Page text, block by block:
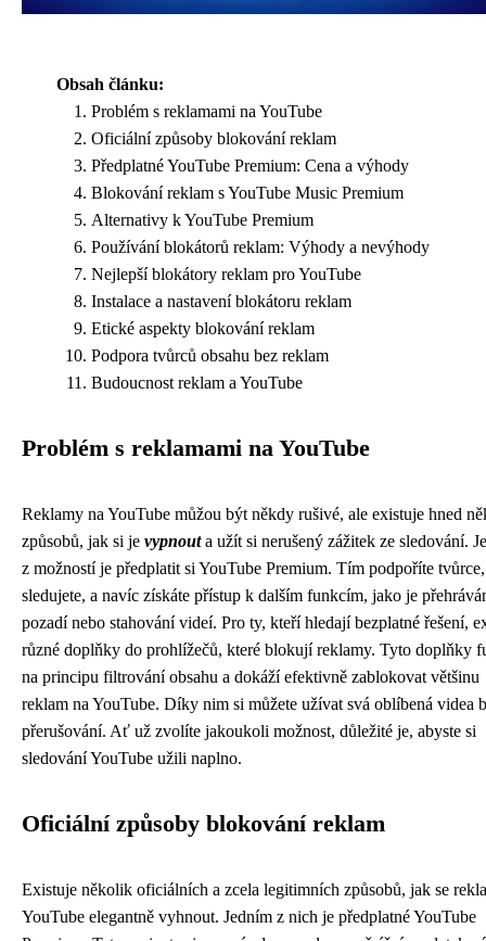
Obsah článku:
Problém s reklamami na YouTube
Oficiální způsoby blokování reklam
Předplatné YouTube Premium: Cena a výhody
Blokování reklam s YouTube Music Premium
Alternativy k YouTube Premium
Používání blokátorů reklam: Výhody a nevýhody
Nejlepší blokátory reklam pro YouTube
Instalace a nastavení blokátoru reklam
Etické aspekty blokování reklam
Podpora tvůrců obsahu bez reklam
Budoucnost reklam a YouTube
Problém s reklamami na YouTube
Reklamy na YouTube můžou být někdy rušivé, ale existuje hned
způsobů, jak si je vypnouta užít si nerušený zážitek ze sledování.
z možností je předplatit si YouTube Premium. Tím podpoříte
sledujete, a navíc získáte přístup k dalším funkcím, jako je
pozadí nebo stahování videí. Pro ty, kteří hledají bezplatné řešení,
různé doplňky do prohlížečů, které blokují reklamy. Tyto doplňky
na principu filtrování obsahu a dokáží efektivně zablokovat většinu
reklam na YouTube. Díky nim si můžete užívat svá oblíbená videa
přerušování. Ať už zvolíte jakoukoli možnost, důležité je, abyste si
sledování YouTube užili naplno.
Oficiální způsoby blokování reklam
Existuje několik oficiálních a zcela legitimních způsobů, jak se
YouTube elegantně vyhnout. Jedním z nich je předplatné YouTube